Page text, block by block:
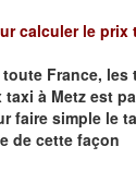
calculer le prix
toute France,
taxi à Metz est
faire simple le
de cette façon